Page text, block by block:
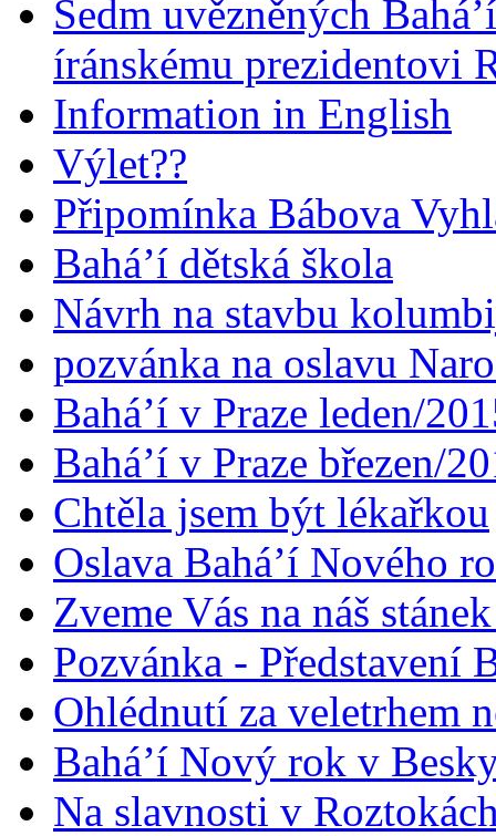
Sedm uvězněných
íránskému prezidentovi
Information in English
Výlet??
Připomínka Bábova
Bahá’í dětská škola
Návrh na stavbu
pozvánka na oslavu
Bahá’í v Praze leden/
Bahá’í v Praze březen/
Chtěla jsem být lékařkou
Oslava Bahá’í Nového
Zveme Vás na náš
Pozvánka - Představení
Ohlédnutí za veletrhem
Bahá’í Nový rok v
Na slavnosti v